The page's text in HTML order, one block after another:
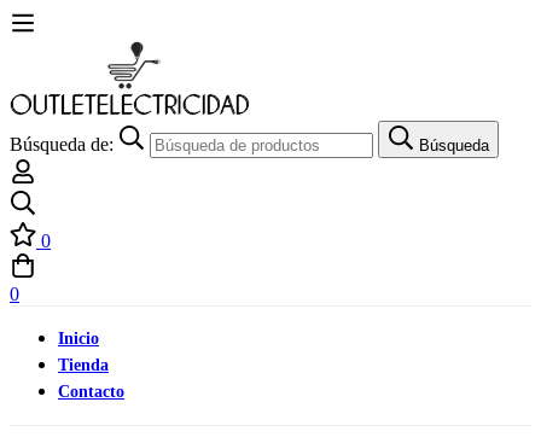
Búsqueda de: Búsqueda
0
0
Inicio
Tienda
Contacto